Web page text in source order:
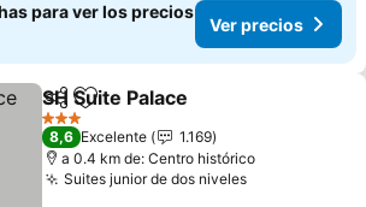
para ver los precios
Ver precios
CompartirAñadir a favoritos
SH Suite Palace
3 Estrellas
8,6 Excelente
1.169
a 0.4 km de: Centro histórico
Suites junior de dos nivelesVer precios